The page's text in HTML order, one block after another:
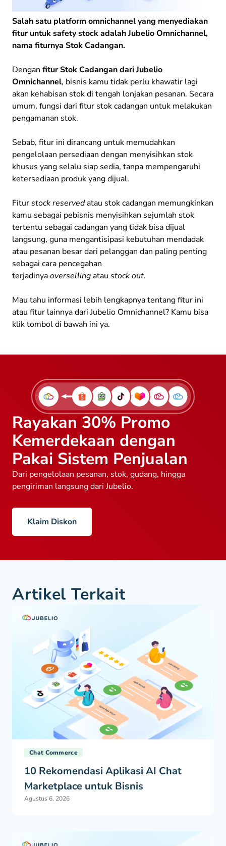
Salah satu platform omnichannel yang menyediakan
fitur untuk safety stock adalah Jubelio Omnichannel,
nama fiturnya Stok Cadangan.
Dengan fitur Stok Cadangan dari Jubelio
Omnichannel, bisnis kamu tidak perlu khawatir lagi
akan kehabisan stok di tengah lonjakan pesanan. Secara
umum, fungsi dari fitur stok cadangan untuk melakukan
pengamanan stok.
Sebab, fitur ini dirancang untuk memudahkan
pengelolaan persediaan dengan menyisihkan stok
khusus yang selalu siap sedia, tanpa mempengaruhi
ketersediaan produk yang dijual.
Fiturstock reservedatau stok cadangan memungkinkan
kamu sebagai pebisnis menyisihkan sejumlah stok
tertentu sebagai cadangan yang tidak bisa dijual
langsung, guna mengantisipasi kebutuhan mendadak
atau pesanan besar dari pelanggan dan paling penting
sebagai cara pencegahan
terjadinyaoversellingatau stock out.
Mau tahu informasi lebih lengkapnya tentang fitur ini
atau fitur lainnya dari Jubelio Omnichannel? Kamu bisa
klik tombol di bawah ini ya.
Rayakan 30% Promo
Kemerdekaan dengan
Pakai Sistem Penjualan
Dari pengelolaan pesanan, stok, gudang, hingga
pengiriman langsung dari Jubelio.
Klaim Diskon
Artikel Terkait
Chat Commerce
10 Rekomendasi Aplikasi AI Chat
Marketplace untuk Bisnis
Agustus 6, 2026